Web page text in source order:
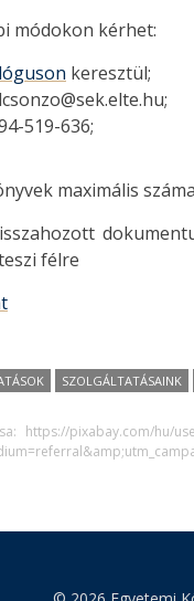
módokon kérhet:
keresztül;
519-636;
maximális
félre
SZOLGÁLTATÁSAINK
https://pixabay.com/hu/